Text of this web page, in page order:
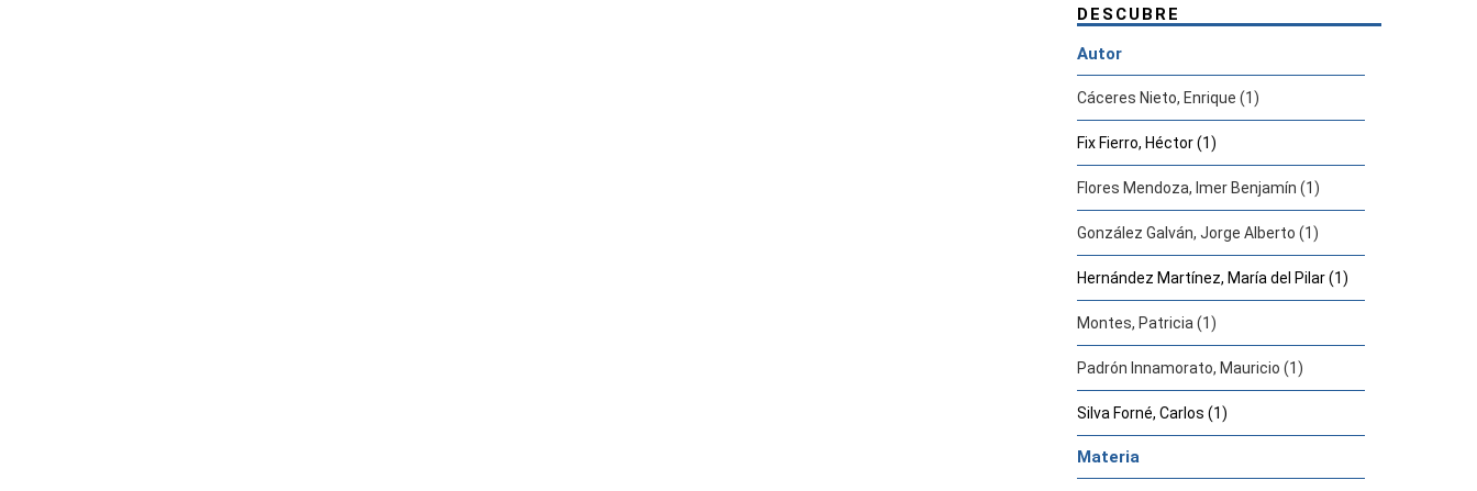
DESCUBRE
Autor
Cáceres Nieto, Enrique (1)
Fix Fierro, Héctor (1)
Flores Mendoza, Imer Benjamín (1)
González Galván, Jorge Alberto (1)
Hernández Martínez, María del Pilar (1)
Montes, Patricia (1)
Padrón Innamorato, Mauricio (1)
Silva Forné, Carlos (1)
Materia